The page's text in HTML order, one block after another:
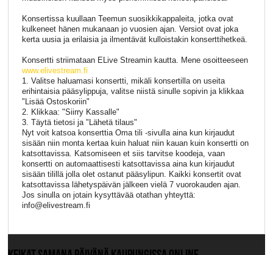
Konsertissa kuullaan Teemun suosikkikappaleita, jotka ovat
kulkeneet hänen mukanaan jo vuosien ajan. Versiot ovat joka
kerta uusia ja erilaisia ja ilmentävät kulloistakin konserttihetkeä.
Konsertti striimataan ELive Streamin kautta. Mene osoitteeseen
www.elivestream.fi
1. Valitse haluamasi konsertti, mikäli konsertilla on useita
erihintaisia pääsylippuja, valitse niistä sinulle sopivin ja klikkaa
"Lisää Ostoskoriin"
2. Klikkaa: "Siirry Kassalle"
3. Täytä tietosi ja "Lähetä tilaus"
Nyt voit katsoa konserttia Oma tili -sivulla aina kun kirjaudut
sisään niin monta kertaa kuin haluat niin kauan kuin konsertti on
katsottavissa. Katsomiseen et siis tarvitse koodeja, vaan
konsertti on automaattisesti katsottavissa aina kun kirjaudut
sisään tilillä jolla olet ostanut pääsylipun. Kaikki konsertit ovat
katsottavissa lähetyspäivän jälkeen vielä 7 vuorokauden ajan.
Jos sinulla on jotain kysyttävää otathan yhteyttä:
info@elivestream.fi